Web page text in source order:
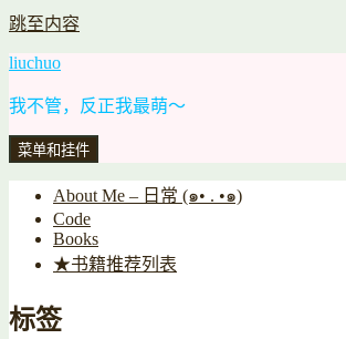
跳至内容
liuchuo
我不管，反正我最萌～
菜单和挂件
About Me – 日常 (๑• . •๑)
Code
Books
★书籍推荐列表
标签